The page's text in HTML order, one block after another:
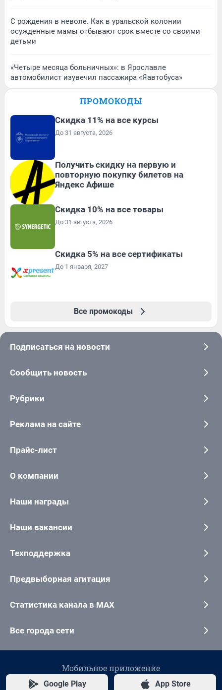
С рождения в неволе. Как в уральской колонии
осужденные мамы отбывают срок вместе со своими
детьми
«Четыре месяца больничных»: в Ярославле
автомобилист изувечил пассажира «Яавтобуса»
ПРОМОКОДЫ
Скидка 11% на все курсы
До 31 августа, 2026
Получить скидку на первую и
повторную покупку билетов на
Яндекс Афише
Скидка 10% на все товары
До 31 августа, 2026
Скидка 5% на все сертификаты
До 1 января, 2027
Все промокоды
Подписаться на новости
Сообщить новость
Рубрики
Реклама на сайте
Прайс-лист
О компании
Наши награды
Наши вакансии
Техподдержка
Предвыборная агитация
Статистика канала в MAX
Все города сети
Мобильное приложение
Google Play App Store